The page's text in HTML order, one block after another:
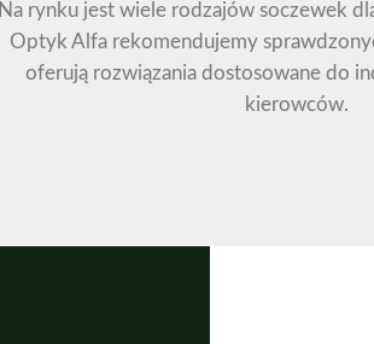
Na rynku jest wiele rodzajów soczewek
Optyk Alfa rekomendujemy
oferują rozwiązania dostosowane do
kierowców.